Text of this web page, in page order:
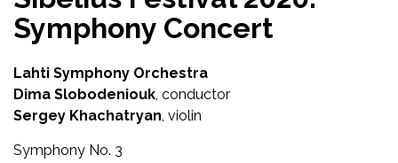
Symphony Concert
Lahti Symphony Orchestra
Dima Slobodeniouk, conductor
Sergey Khachatryan, violin
Symphony No. 3